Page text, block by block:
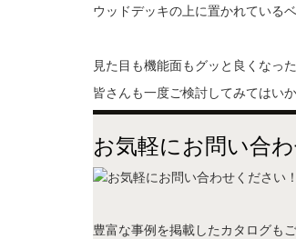
ウッドデッキの上に置かれている
見た目も機能面もグッと良くなっ
皆さんも一度ご検討してみてはい
お気軽にお問い合
豊富な事例を掲載したカタログも